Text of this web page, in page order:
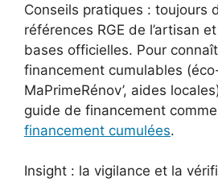
Conseils pratiques : toujours
références RGE de l’artisan
bases officielles. Pour
financement cumulables
MaPrimeRénov’, aides
guide de financement comme
financement cumulées.
Insight : la vigilance et la